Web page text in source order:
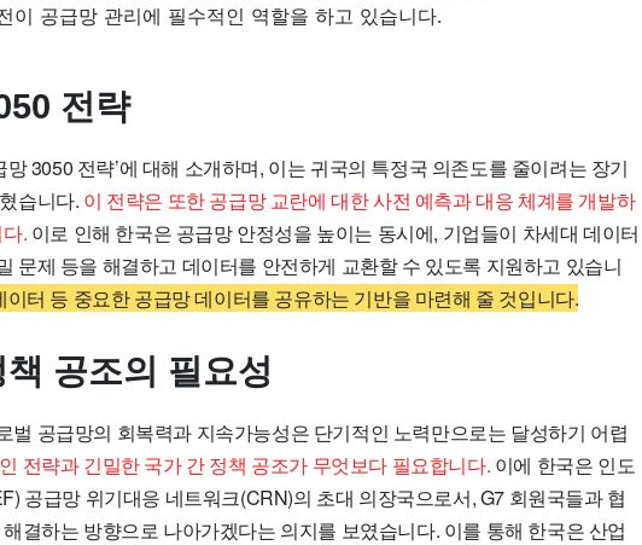
이 공급망 관리에 필수적인 역할을 하고 있습니다.
전략
망 3050 전략’에 대해 소개하며, 이는 귀국의 특정국 의존도를 줄이려는 장기
습니다. 이 전략은 또한 공급망 교란에 대한 사전 예측과 대응 체계를 개발하
. 이로 인해 한국은 공급망 안정성을 높이는 동시에, 기업들이 차세대 데이터
문제 등을 해결하고 데이터를 안전하게 교환할 수 있도록 지원하고 있습니
터 등 중요한 공급망 데이터를 공유하는 기반을 마련해 줄 것입니다.
공조의 필요성
벌 공급망의 회복력과 지속가능성은 단기적인 노력만으로는 달성하기 어렵
전략과 긴밀한 국가 간 정책 공조가 무엇보다 필요합니다. 이에 한국은 인도
공급망 위기대응 네트워크(CRN)의 초대 의장국으로서, G7 회원국들과 협
결하는 방향으로 나아가겠다는 의지를 보였습니다. 이를 통해 한국은 산업